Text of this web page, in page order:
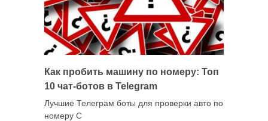
Как пробить машину по номеру: Топ
10 чат-ботов в Telegram
Лучшие Телеграм боты для проверки авто по
номеру С